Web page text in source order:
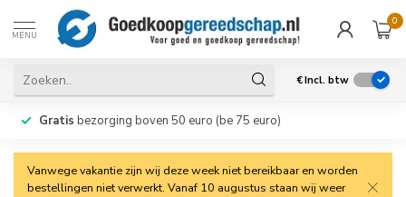
MENU
0
€Incl. btw
Gratis bezorging boven 50 euro (be 75 euro)
Vanwege vakantie zijn wij deze week niet bereikbaar en worden
bestellingen niet verwerkt. Vanaf 10 augustus staan wij weer